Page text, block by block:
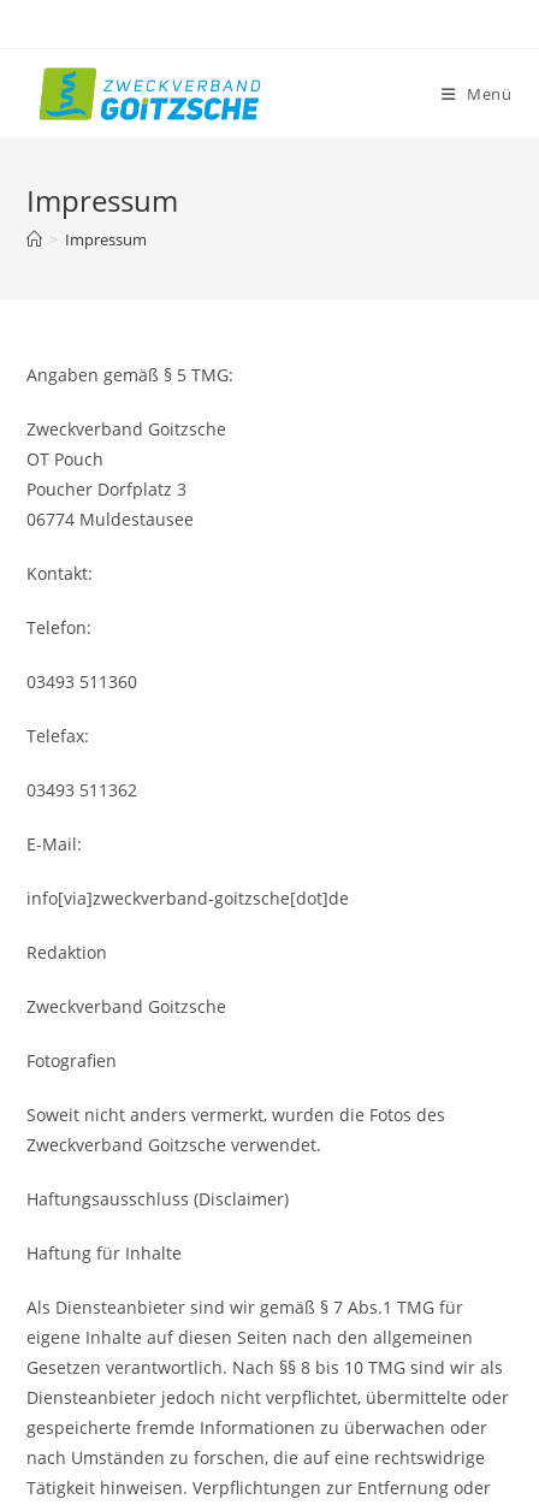
springen
Menü
Impressum
> Impressum
Angaben gemäß § 5 TMG:
Zweckverband Goitzsche
OT Pouch
Poucher Dorfplatz 3
06774 Muldestausee
Kontakt:
Telefon:
03493 511360
Telefax:
03493 511362
E-Mail:
info[via]zweckverband-goitzsche[dot]de
Redaktion
Zweckverband Goitzsche
Fotografien
Soweit nicht anders vermerkt, wurden die Fotos des
Zweckverband Goitzsche verwendet.
Haftungsausschluss (Disclaimer)
Haftung für Inhalte
Als Diensteanbieter sind wir gemäß § 7 Abs.1 TMG für
eigene Inhalte auf diesen Seiten nach den allgemeinen
Gesetzen verantwortlich. Nach §§ 8 bis 10 TMG sind wir als
Diensteanbieter jedoch nicht verpflichtet, übermittelte oder
gespeicherte fremde Informationen zu überwachen oder
nach Umständen zu forschen, die auf eine rechtswidrige
Tätigkeit hinweisen. Verpflichtungen zur Entfernung oder